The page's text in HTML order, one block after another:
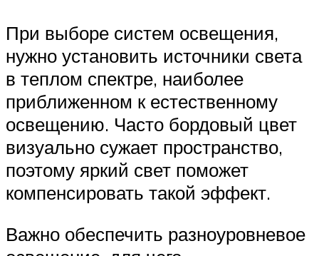
При выборе систем освещения,
нужно установить источники света
в теплом спектре, наиболее
приближенном к естественному
освещению. Часто бордовый цвет
визуально сужает пространство,
поэтому яркий свет поможет
компенсировать такой эффект.
Важно обеспечить разноуровневое